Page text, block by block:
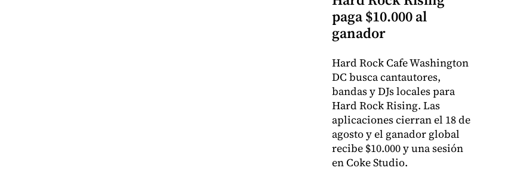
paga $10.000 al
ganador
Hard Rock Cafe Washington
DC busca cantautores,
bandas y DJs locales para
Hard Rock Rising. Las
aplicaciones cierran el 18 de
agosto y el ganador global
recibe $10.000 y una sesión
en Coke Studio.